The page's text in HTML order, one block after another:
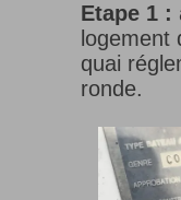
Etape 1 :
logement
quai
ronde.